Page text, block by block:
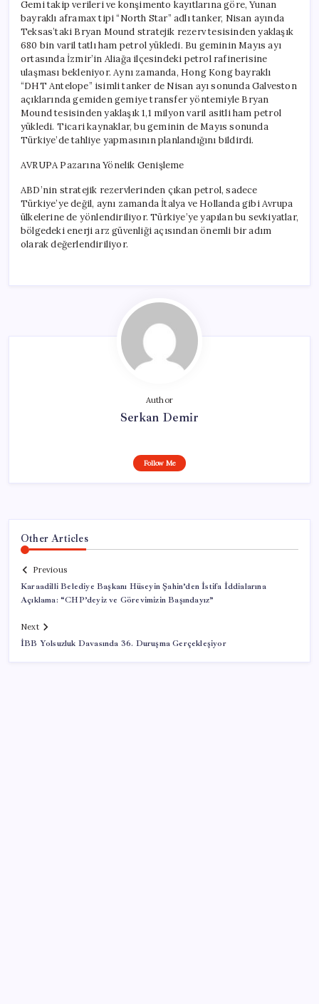
Gemi takip verileri ve konşimento kayıtlarına göre, Yunan
bayraklı aframax tipi “North Star” adlı tanker, Nisan ayında
Teksas’taki Bryan Mound stratejik rezerv tesisinden yaklaşık
680 bin varil tatlı ham petrol yükledi. Bu geminin Mayıs ayı
ortasında İzmir’in Aliağa ilçesindeki petrol rafinerisine
ulaşması bekleniyor. Aynı zamanda, Hong Kong bayraklı
“DHT Antelope” isimli tanker de Nisan ayı sonunda Galveston
açıklarında gemiden gemiye transfer yöntemiyle Bryan
Mound tesisinden yaklaşık 1,1 milyon varil asitli ham petrol
yükledi. Ticari kaynaklar, bu geminin de Mayıs sonunda
Türkiye’de tahliye yapmasının planlandığını bildirdi.
AVRUPA Pazarına Yönelik Genişleme
ABD’nin stratejik rezervlerinden çıkan petrol, sadece
Türkiye’ye değil, aynı zamanda İtalya ve Hollanda gibi Avrupa
ülkelerine de yönlendiriliyor. Türkiye’ye yapılan bu sevkiyatlar,
bölgedeki enerji arz güvenliği açısından önemli bir adım
olarak değerlendiriliyor.
Author
Serkan Demir
Follow Me
Other Articles
Previous
Karaadilli Belediye Başkanı Hüseyin Şahin’den İstifa İddialarına
Açıklama: “CHP’deyiz ve Görevimizin Başındayız”
Next
İBB Yolsuzluk Davasında 36. Duruşma Gerçekleşiyor